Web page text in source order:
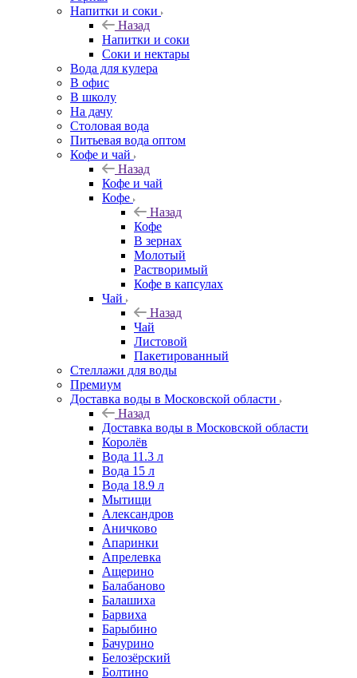
Напитки и соки
Назад
Напитки и соки
Соки и нектары
Вода для кулера
В офис
В школу
На дачу
Столовая вода
Питьевая вода оптом
Кофе и чай
Назад
Кофе и чай
Кофе
Назад
Кофе
В зернах
Молотый
Растворимый
Кофе в капсулах
Чай
Назад
Чай
Листовой
Пакетированный
Стеллажи для воды
Премиум
Доставка воды в Московской области
Назад
Доставка воды в Московской области
Королёв
Вода 11.3 л
Вода 15 л
Вода 18.9 л
Мытищи
Александров
Аничково
Апаринки
Апрелевка
Ащерино
Балабаново
Балашиха
Барвиха
Барыбино
Бачурино
Белозёрский
Болтино